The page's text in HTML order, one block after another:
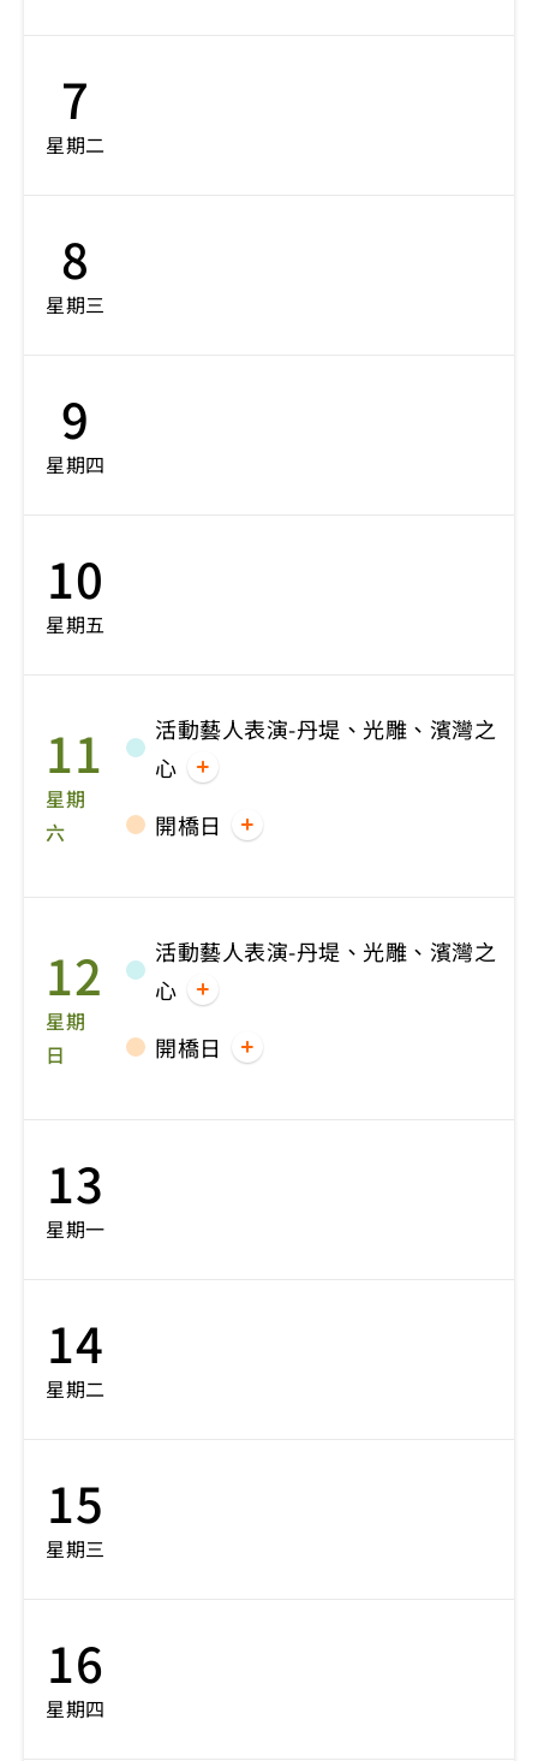
7
星期二
8
星期三
9
星期四
10
星期五
11
星期
六
活動藝人表演-丹堤、光雕、濱灣之
心
開橋日
12
星期
日
活動藝人表演-丹堤、光雕、濱灣之
心
開橋日
13
星期一
14
星期二
15
星期三
16
星期四